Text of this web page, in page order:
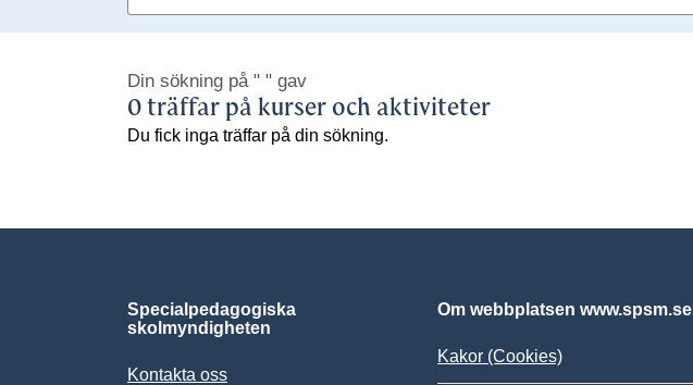
Din sökning på " " gav
0 träffar på kurser och aktiviteter
Du fick inga träffar på din sökning.
Specialpedagogiska
skolmyndigheten
Kontakta oss
Om webbplatsen www.spsm.se
Kakor (Cookies)